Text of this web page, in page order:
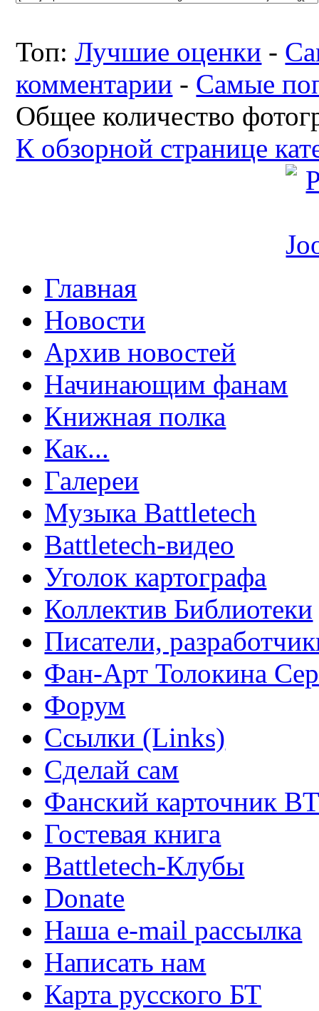
Топ:Лучшие оценки -
комментарии - Самые
Общее количество
К обзорной странице
Главная
Новости
Архив новостей
Начинающим фанам
Книжная полка
Как...
Галереи
Музыка Battletech
Battletech-видео
Уголок картографа
Коллектив Библиотеки
Писатели,
Фан-Арт Толокина
Форум
Ссылки (Links)
Сделай сам
Фанский карточник
Гостевая книга
Battletech-Клубы
Donate
Наша e-mail рассылка
Написать нам
Карта русского БТ